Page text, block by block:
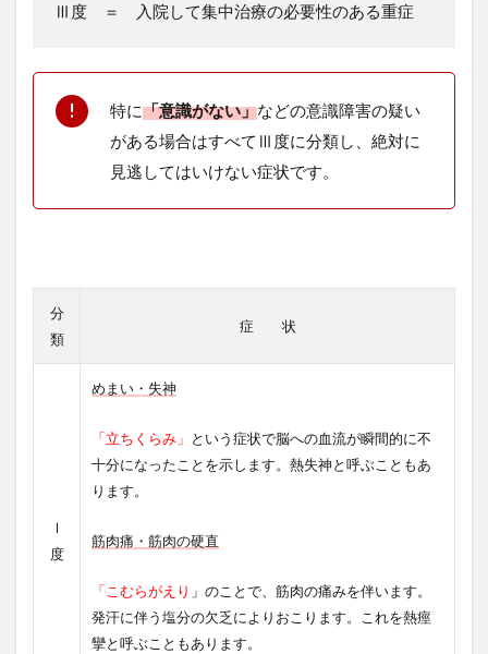
Ⅲ度 ＝ 入院して集中治療の必要性のある重症
特に「意識がない」などの意識障害の疑い
がある場合はすべてⅢ度に分類し、絶対に
見逃してはいけない症状です。
分
類
症 状
Ⅰ
度
めまい・失神
「立ちくらみ」 という症状で脳への血流が瞬間的に不
十分になったことを示します。熱失神と呼ぶこともあ
ります。
筋肉痛・筋肉の硬直
「こむらがえり 」のことで、筋肉の痛みを伴います。
発汗に伴う塩分の欠乏によりおこります。これを熱痙
攣と呼ぶこともあります。